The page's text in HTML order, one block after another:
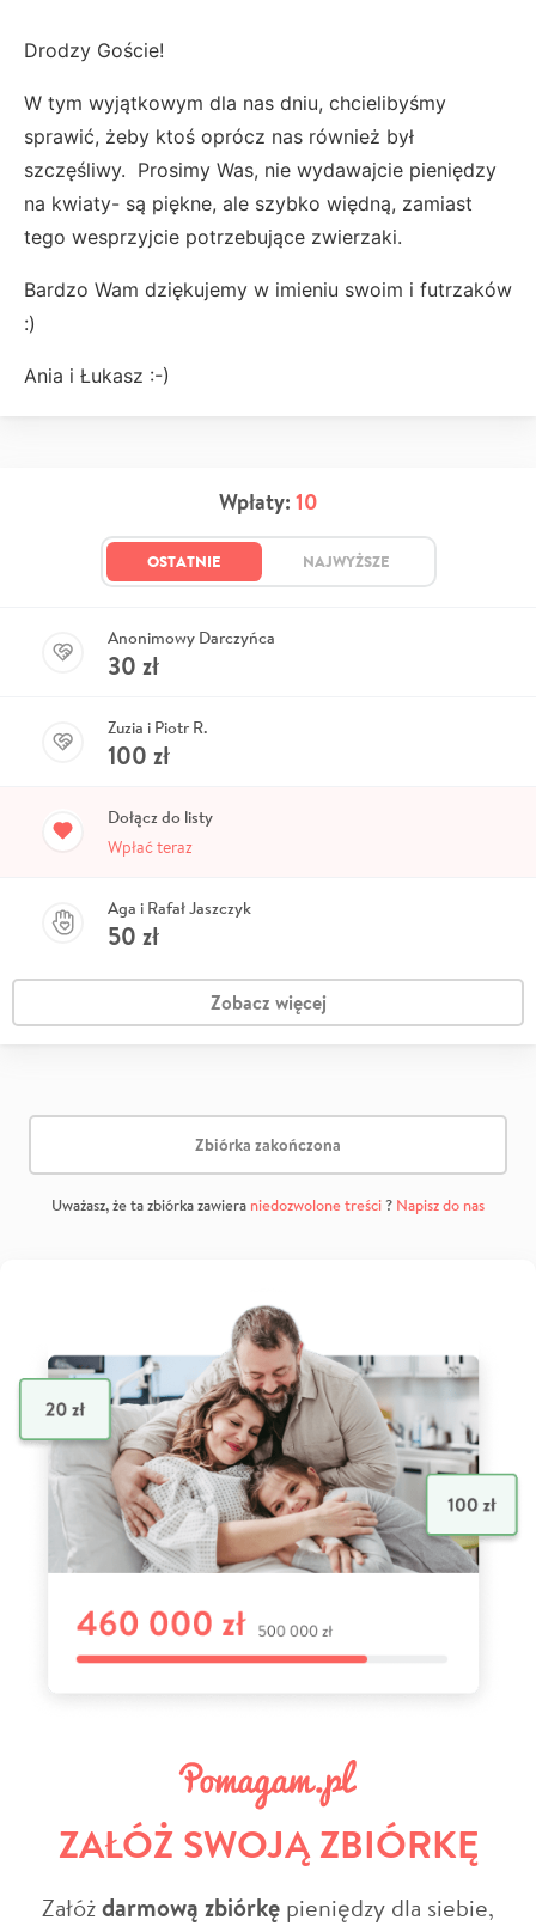
Drodzy Goście!
W tym wyjątkowym dla nas dniu, chcielibyśmy
sprawić, żeby ktoś oprócz nas również był
szczęśliwy. Prosimy Was, nie wydawajcie pieniędzy
na kwiaty- są piękne, ale szybko więdną, zamiast
tego wesprzyjcie potrzebujące zwierzaki.
Bardzo Wam dziękujemy w imieniu swoim i futrzaków
:)
Ania i Łukasz :-)
Wpłaty: 10
OSTATNIE NAJWYŻSZE
Anonimowy Darczyńca
30 zł
Zuzia i Piotr R.
100 zł
Dołącz do listy
Wpłać teraz
Aga i Rafał Jaszczyk
50 zł
Zobacz więcej
Zbiórka zakończona
Uważasz, że ta zbiórka zawiera niedozwolone treści? Napisz do nas
ZAŁÓŻ SWOJĄ ZBIÓRKĘ
Załóżdarmową zbiórkę pieniędzy dla siebie,